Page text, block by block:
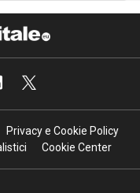
Privacy e Cookie Policy
Cookie Center